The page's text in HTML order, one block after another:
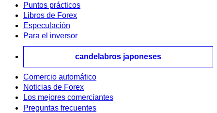
Puntos prácticos
Libros de Forex
Especulación
Para el inversor
candelabros japoneses
Comercio automático
Noticias de Forex
Los mejores comerciantes
Preguntas frecuentes